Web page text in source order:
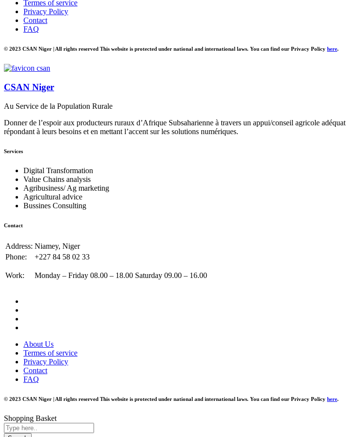
Termes of service
Privacy Policy
Contact
FAQ
© 2023 CSAN Niger | All rights reserved This website is protected under national and international laws. You can find our Privacy Policy here.
CSAN Niger
Au Service de la Population Rurale
Donner de l’espoir aux producteurs ruraux d’Afrique Subsaharienne à travers un appui/conseil agricole adéquat
répondant à leurs besoins et en mettant l’accent sur les solutions numériques.
Services
Digital Transformation
Value Chains analysis
Agribusiness/ Ag marketing
Agricultural advice
Bussines Consulting
Contact
Address: Niamey, Niger
Phone:
+227 84 58 02 33
Work: Monday – Friday 08.00 – 18.00 Saturday 09.00 – 16.00
About Us
Termes of service
Privacy Policy
Contact
FAQ
© 2023 CSAN Niger | All rights reserved This website is protected under national and international laws. You can find our Privacy Policy here.
Shopping Basket